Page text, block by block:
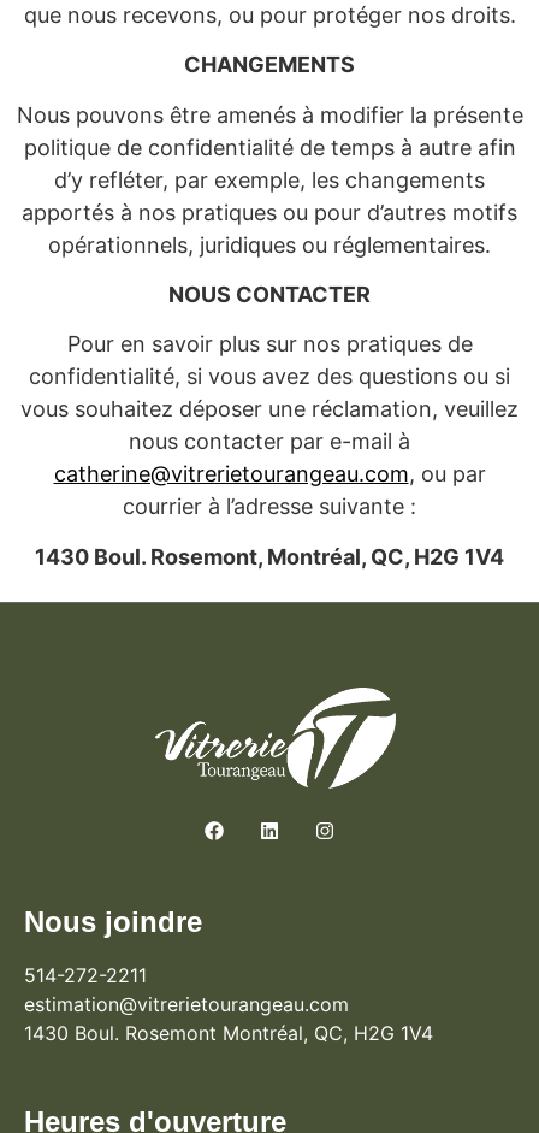
que nous recevons, ou pour protéger nos droits.
CHANGEMENTS
Nous pouvons être amenés à modifier la présente
politique de confidentialité de temps à autre afin
d’y refléter, par exemple, les changements
apportés à nos pratiques ou pour d’autres motifs
opérationnels, juridiques ou réglementaires.
NOUS CONTACTER
Pour en savoir plus sur nos pratiques de
confidentialité, si vous avez des questions ou si
vous souhaitez déposer une réclamation, veuillez
nous contacter par e-mail à
catherine@vitrerietourangeau.com, ou par
courrier à l’adresse suivante :
1430 Boul. Rosemont, Montréal, QC, H2G 1V4
Nous joindre
514-272-2211
estimation@vitrerietourangeau.com
1430 Boul. Rosemont Montréal, QC, H2G 1V4
Heures d'ouverture